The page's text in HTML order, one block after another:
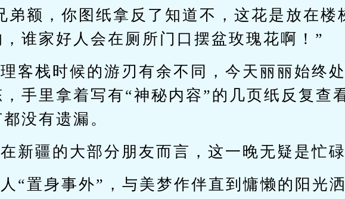
弟额，你图纸拿反了知道不，这花是放在楼
谁家好人会在厕所门口摆盆玫瑰花啊！”
客栈时候的游刃有余不同，今天丽丽始终
手里拿着写有“神秘内容”的几页纸反复查
没有遗漏。
新疆的大部分朋友而言，这一晚无疑是忙碌
“置身事外”，与美梦作伴直到慵懒的阳光